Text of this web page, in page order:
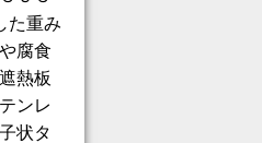
た重み
腐食
熱板
ンレ
状タ